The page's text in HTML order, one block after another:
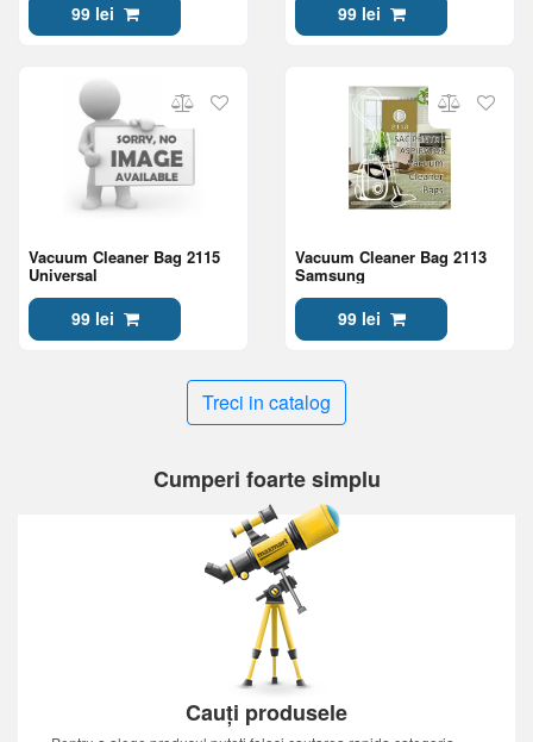
99 lei 99 lei
Vacuum Cleaner Bag 2115
Universal
99 lei
Vacuum Cleaner Bag 2113
Samsung
99 lei
Treci in catalog
Cumperi foarte simplu
Cauți produsele